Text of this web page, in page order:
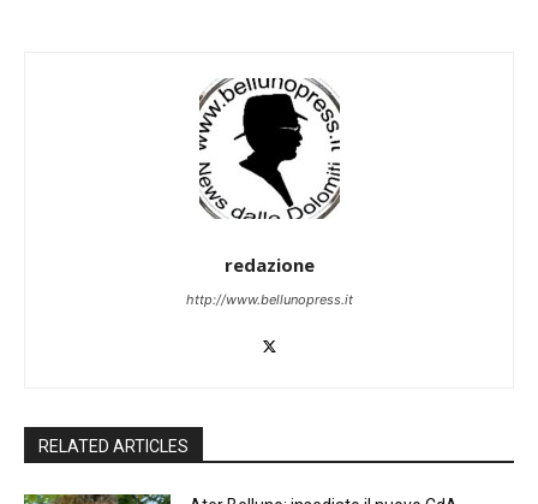
redazione
http://www.bellunopress.it
RELATED ARTICLES